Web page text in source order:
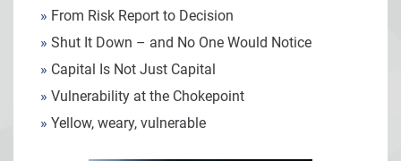
» From Risk Report to Decision
» Shut It Down – and No One Would Notice
» Capital Is Not Just Capital
» Vulnerability at the Chokepoint
» Yellow, weary, vulnerable